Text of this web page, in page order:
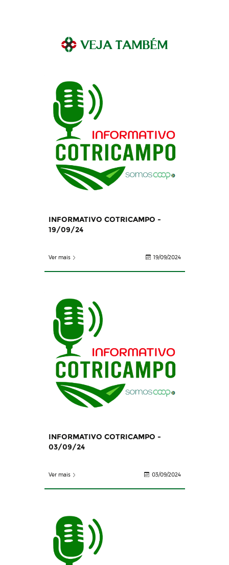
VEJA TAMBÉM
INFORMATIVO COTRICAMPO -
19/09/24
Ver mais 19/09/2024
INFORMATIVO COTRICAMPO -
03/09/24
Ver mais 03/09/2024